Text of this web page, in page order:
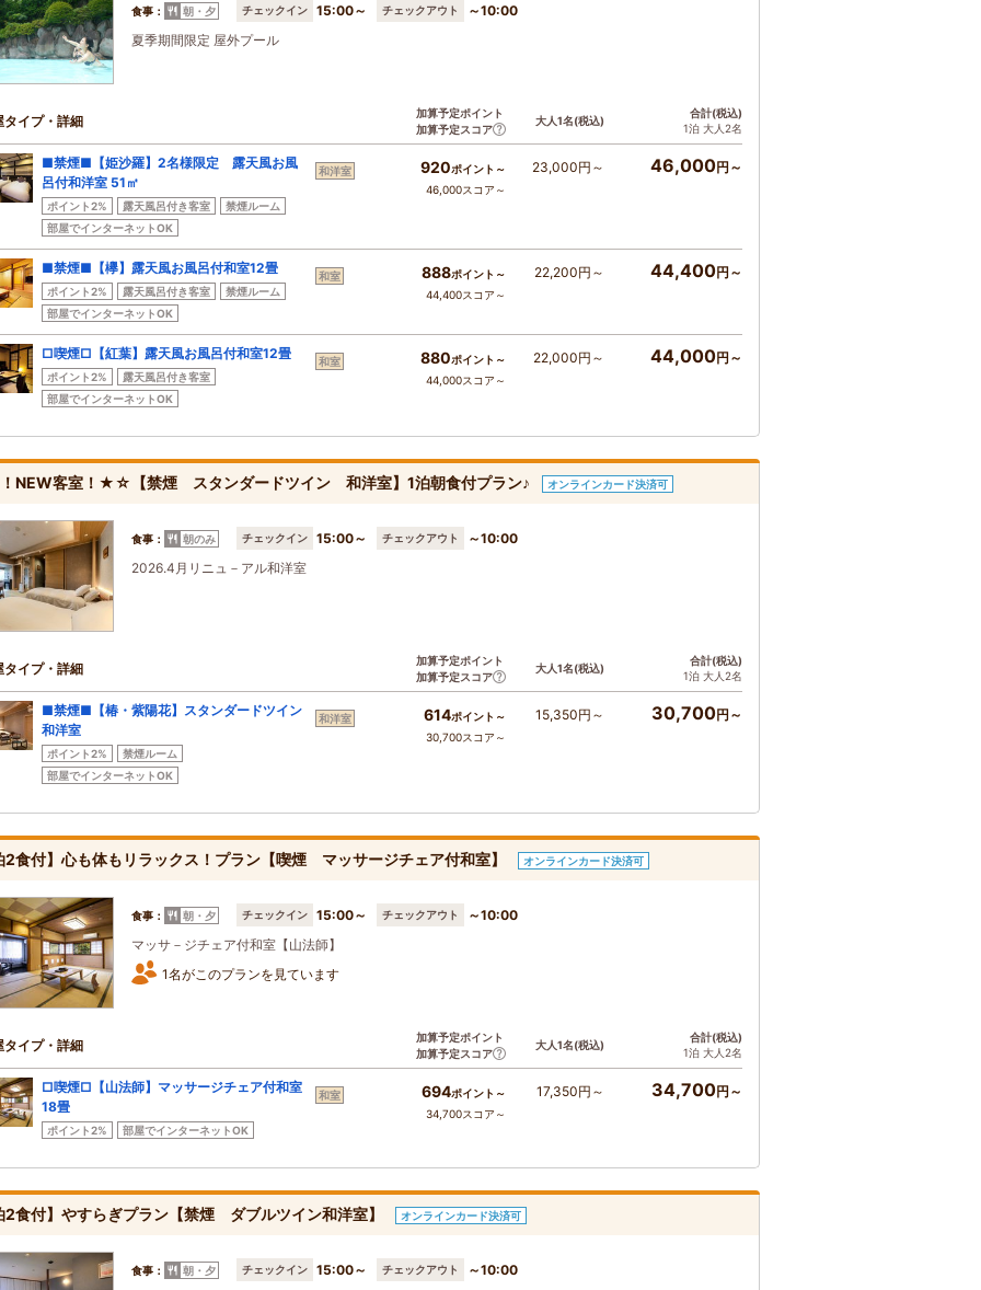
食事： 朝・夕 チェックイン 15:00～ チェックアウト
～10:00
夏季期間限定 屋外プール
タイプ・詳細
加算予定ポイント
加算予定スコア
大人1名(税込)
合計(税込)
1泊 大人2名
■禁煙■【姫沙羅】2名様限定 露天風お風
呂付和洋室 51㎡
ポイント2% 露天風呂付き客室
禁煙ルーム
部屋でインターネットOK
和洋室 920ポイント～
46,000スコア～
23,000円～ 46,000円～
■禁煙■【欅】露天風お風呂付和室12畳
ポイント2% 露天風呂付き客室
禁煙ルーム
部屋でインターネットOK
和室 888ポイント～
44,400スコア～
22,200円～ 44,400円～
□喫煙□【紅葉】露天風お風呂付和室12畳
ポイント2%
露天風呂付き客室
部屋でインターネットOK
和室 880ポイント～
44,000スコア～
22,000円～ 44,000円～
客室！★☆【禁煙 スタンダードツイン 和洋室】1泊朝食付プラン♪ オンラインカード決済可
食事： 朝のみ チェックイン 15:00～ チェックアウト
～10:00
2026.4月リニュ－アル和洋室
タイプ・詳細
加算予定ポイント
加算予定スコア
大人1名(税込)
合計(税込)
1泊 大人2名
■禁煙■【椿・紫陽花】スタンダードツイン
和洋室
ポイント2%
禁煙ルーム
部屋でインターネットOK
和洋室 614ポイント～
30,700スコア～
15,350円～ 30,700円～
2食付】心も体もリラックス！プラン【喫煙 マッサージチェア付和室】 オンラインカード決済可
食事： 朝・夕 チェックイン 15:00～ チェックアウト
～10:00
マッサ－ジチェア付和室【山法師】
1名がこのプランを見ています
タイプ・詳細
加算予定ポイント
加算予定スコア
大人1名(税込)
合計(税込)
1泊 大人2名
□喫煙□【山法師】マッサージチェア付和室
18畳
ポイント2% 部屋でインターネットOK
和室 694ポイント～
34,700スコア～
17,350円～ 34,700円～
2食付】やすらぎプラン【禁煙 ダブルツイン和洋室】 オンラインカード決済可
食事： 朝・夕 チェックイン 15:00～ チェックアウト ～10:00